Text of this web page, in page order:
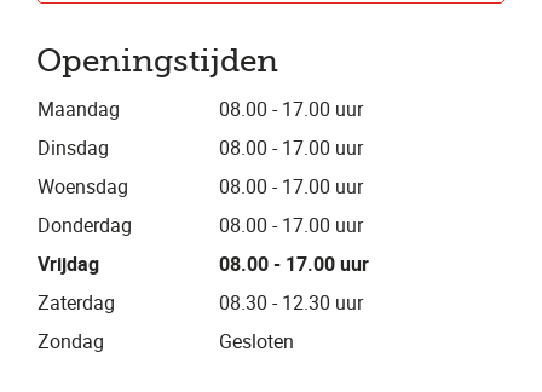
Openingstijden
Maandag
08.00 - 17.00 uur
Dinsdag
08.00 - 17.00 uur
Woensdag
08.00 - 17.00 uur
Donderdag
08.00 - 17.00 uur
Vrijdag
08.00 - 17.00 uur
Zaterdag
08.30 - 12.30 uur
Zondag
Gesloten